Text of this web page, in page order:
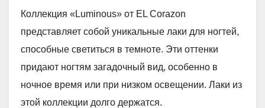
Коллекция «Luminous» от EL Corazon
представляет собой уникальные лаки для ногтей,
способные светиться в темноте. Эти оттенки
придают ногтям загадочный вид, особенно в
ночное время или при низком освещении. Лаки из
этой коллекции долго держатся.